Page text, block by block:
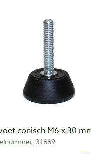
conisch M6 x 30
31669